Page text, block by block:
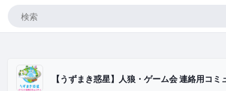
【うずまき惑星】人狼・ゲーム会 連絡用コミ